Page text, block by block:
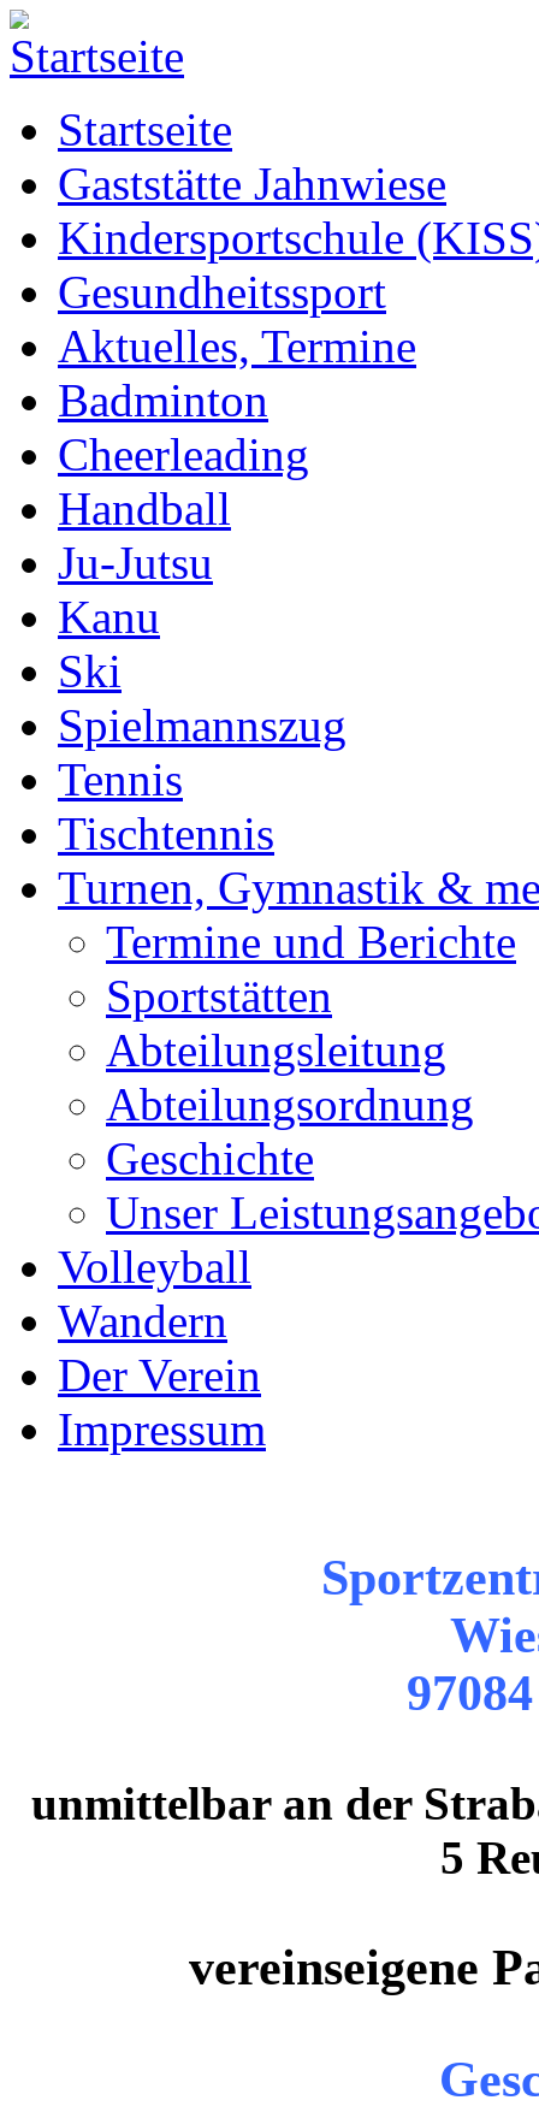
Startseite
Gaststätte Jahnwiese
Kindersportschule
Gesundheitssport
Aktuelles, Termine
Badminton
Cheerleading
Handball
Ju-Jutsu
Kanu
Ski
Spielmannszug
Tennis
Tischtennis
Turnen, Gymnastik &
Termine und Berichte
Sportstätten
Abteilungsleitung
Abteilungsordnung
Geschichte
Unser
Volleyball
Wandern
Der Verein
Impressum
unmittelbar an der
5
vereinseigene